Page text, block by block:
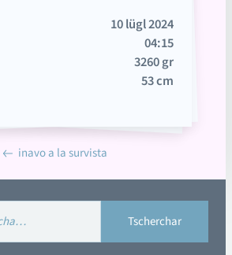
10 lügl 2024
04:15
3260 gr
53 cm
inavo a la survista